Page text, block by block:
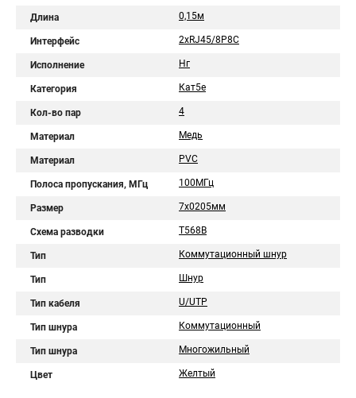
Длина 0,15м
Интерфейс 2хRJ45/8P8C
Исполнение Нг
Категория Кат5е
Кол-во пар 4
Материал Медь
Материал PVC
Полоса пропускания, МГц 100МГц
Размер 7х0205мм
Схема разводки T568B
Тип Коммутационный шнур
Тип Шнур
Тип кабеля U/UTP
Тип шнура Коммутационный
Тип шнура Многожильный
Цвет Желтый